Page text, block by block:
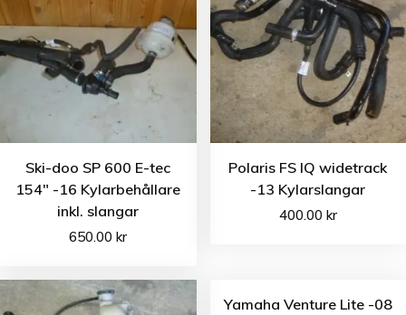
Ski-doo SP 600 E-tec
154″ -16 Kylarbehållare
inkl. slangar
650.00kr
Polaris FS IQ widetrack
-13 Kylarslangar
400.00 kr
Yamaha Venture Lite -08